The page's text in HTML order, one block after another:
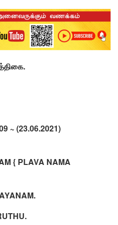
~ (23.06.2021)
{ PLAVA NAMA